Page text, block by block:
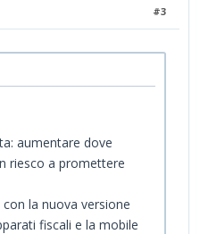
#3
aumentare dove
riesco a promettere
la nuova versione
fiscali e la mobile